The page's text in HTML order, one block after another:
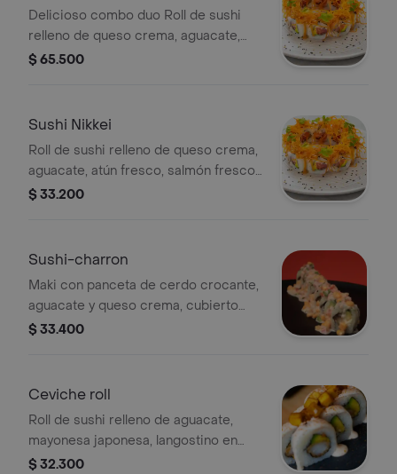
Delicioso combo duo Roll de sushi
relleno de queso crema, aguacate,
atún fresco, salmón fresco y topping
sushi relleno de aguacate, mayonesa
topping de láminas de pescado, salsa
ceviche y madurito, 10 bocados,
incluye 2 Te Hatsu.
$ 65.500
Sushi Nikkei
Roll de sushi relleno de queso crema,
aguacate, atún fresco, salmón fresco
y topping de crispy de zanahoria, 10
$ 33.200
Sushi-charron
Maki con panceta de cerdo crocante,
aguacate y queso crema, cubierto
con salsa de chalaca y ceviche,
$ 33.400
Ceviche roll
Roll de sushi relleno de aguacate,
mayonesa japonesa, langostino en
tempura, topping de láminas de
$ 32.300